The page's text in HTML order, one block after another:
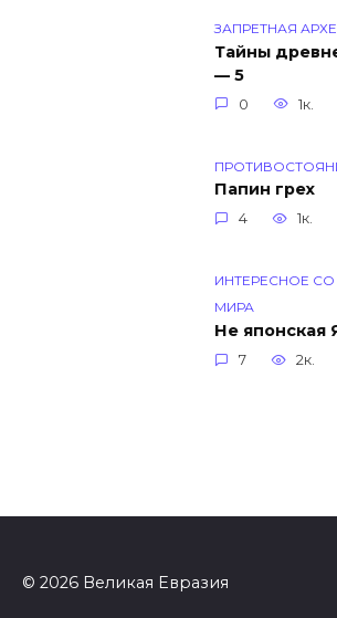
ЗАПРЕТНАЯ
Тайны
— 5
0 1к.
Папин грех
4 1к.
ИНТЕРЕСНОЕ СО
МИРА
Не японская
7 2к.
© 2026 Великая Евразия